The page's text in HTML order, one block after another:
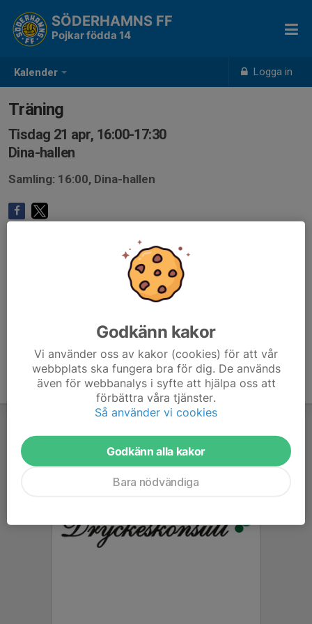
Kalender Logga in
SÖDERHAMNS FF
Pojkar födda 14
Träning
Tisdag 21 apr, 16:00-17:30
Dina-hallen
Samling: 16:00, Dina-hallen
Godkänn kakor
Vi använder oss av kakor (cookies) för att vår
webbplats ska fungera bra för dig. De används
även för webbanalys i syfte att hjälpa oss att
förbättra våra tjänster.
Så använder vi cookies
Godkänn alla kakor
Bara nödvändiga